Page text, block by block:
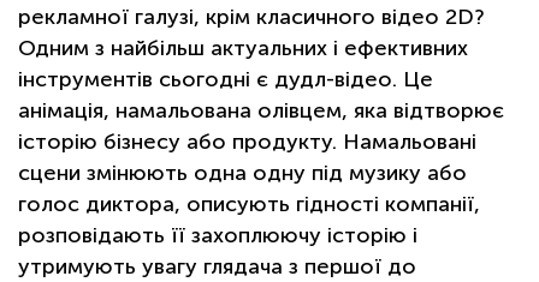
рекламної галузі, крім класичного відео 2D?
Одним з найбільш актуальних і ефективних
інструментів сьогодні є дудл-відео. Це
анімація, намальована олівцем, яка відтворює
історію бізнесу або продукту. Намальовані
сцени змінюють одна одну під музику або
голос диктора, описують гідності компанії,
розповідають її захоплюючу історію і
утримують увагу глядача з першої до